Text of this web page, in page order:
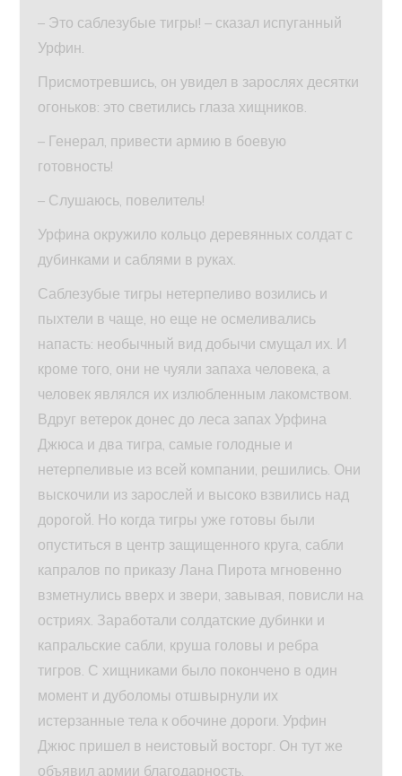
– Это саблезубые тигры! – сказал испуганный
Урфин.
Присмотревшись, он увидел в зарослях десятки
огоньков: это светились глаза хищников.
– Генерал, привести армию в боевую
готовность!
– Слушаюсь, повелитель!
Урфина окружило кольцо деревянных солдат с
дубинками и саблями в руках.
Саблезубые тигры нетерпеливо возились и
пыхтели в чаще, но еще не осмеливались
напасть: необычный вид добычи смущал их. И
кроме того, они не чуяли запаха человека, а
человек являлся их излюбленным лакомством.
Вдруг ветерок донес до леса запах Урфина
Джюса и два тигра, самые голодные и
нетерпеливые из всей компании, решились. Они
выскочили из зарослей и высоко взвились над
дорогой. Но когда тигры уже готовы были
опуститься в центр защищенного круга, сабли
капралов по приказу Лана Пирота мгновенно
взметнулись вверх и звери, завывая, повисли на
остриях. Заработали солдатские дубинки и
капральские сабли, круша головы и ребра
тигров. С хищниками было покончено в один
момент и дуболомы отшвырнули их
истерзанные тела к обочине дороги. Урфин
Джюс пришел в неистовый восторг. Он тут же
объявил армии благодарность.